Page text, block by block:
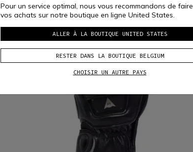
Pour un service optimal, nous vous recommandons de faire
vos achats sur notre boutique en ligne United States.
ALLER À LA BOUTIQUE UNITED STATES
RESTER DANS LA BOUTIQUE BELGIUM
CHOISIR UN AUTRE PAYS